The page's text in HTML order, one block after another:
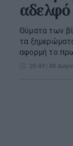
αδελφό
Θύματα των
τα
αφορμή το
20:49 | 05